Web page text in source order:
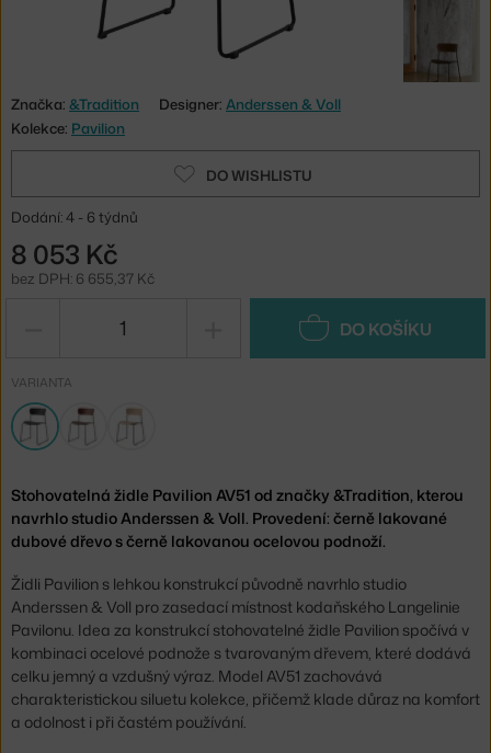
Značka: &Tradition Designer: Anderssen & Voll
Kolekce: Pavilion
DO WISHLISTU
Dodání: 4 - 6 týdnů
8 053 Kč
bez DPH: 6 655,37 Kč
DO KOŠÍKU
VARIANTA
Stohovatelná židle Pavilion AV51 od značky &Tradition, kterou
navrhlo studio Anderssen & Voll. Provedení: černě lakované
dubové dřevo s černě lakovanou ocelovou podnoží.
Židli Pavilion s lehkou konstrukcí původně navrhlo studio
Anderssen & Voll pro zasedací místnost kodaňského Langelinie
Pavilonu. Idea za konstrukcí stohovatelné židle Pavilion spočívá v
kombinaci ocelové podnože s tvarovaným dřevem, které dodává
celku jemný a vzdušný výraz. Model AV51 zachovává
charakteristickou siluetu kolekce, přičemž klade důraz na komfort
a odolnost i při častém používání.